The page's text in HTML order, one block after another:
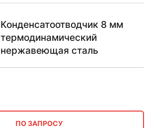
Конденсатоотводчик 8 мм
термодинамический
нержавеющая сталь
ПО ЗАПРОСУ